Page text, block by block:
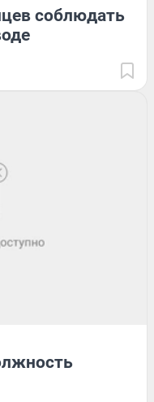
соблюдать